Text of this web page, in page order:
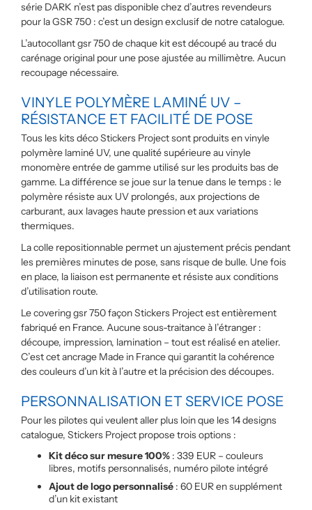
série DARK n’est pas disponible chez d’autres revendeurs
pour la GSR 750 : c’est un design exclusif de notre catalogue.
L’autocollant gsr 750 de chaque kit est découpé au tracé du
carénage original pour une pose ajustée au millimètre. Aucun
recoupage nécessaire.
VINYLE POLYMÈRE LAMINÉ UV –
RÉSISTANCE ET FACILITÉ DE POSE
Tous les kits déco Stickers Project sont produits en vinyle
polymère laminé UV, une qualité supérieure au vinyle
monomère entrée de gamme utilisé sur les produits bas de
gamme. La différence se joue sur la tenue dans le temps : le
polymère résiste aux UV prolongés, aux projections de
carburant, aux lavages haute pression et aux variations
thermiques.
La colle repositionnable permet un ajustement précis pendant
les premières minutes de pose, sans risque de bulle. Une fois
en place, la liaison est permanente et résiste aux conditions
d’utilisation route.
Le covering gsr 750 façon Stickers Project est entièrement
fabriqué en France. Aucune sous-traitance à l’étranger :
découpe, impression, lamination – tout est réalisé en atelier.
C’est cet ancrage Made in France qui garantit la cohérence
des couleurs d’un kit à l’autre et la précision des découpes.
PERSONNALISATION ET SERVICE POSE
Pour les pilotes qui veulent aller plus loin que les 14 designs
catalogue, Stickers Project propose trois options :
Kit déco sur mesure 100% : 339 EUR – couleurs
libres, motifs personnalisés, numéro pilote intégré
Ajout de logo personnalisé : 60 EUR en supplément
d’un kit existant